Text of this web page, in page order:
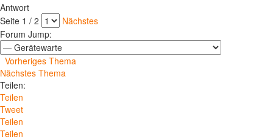
Antwort
Seite 1 / 2
Nächstes
Forum Jump:
Vorheriges Thema
Nächstes Thema
Teilen:
Teilen
Tweet
Teilen
Teilen